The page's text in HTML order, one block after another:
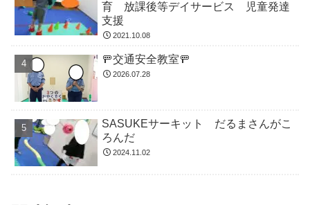
育 放課後等デイサービス 児童発達
支援
2021.10.08
🚥交通安全教室🚥
2026.07.28
SASUKEサーキット だるまさんがこ
ろんだ
2024.11.02